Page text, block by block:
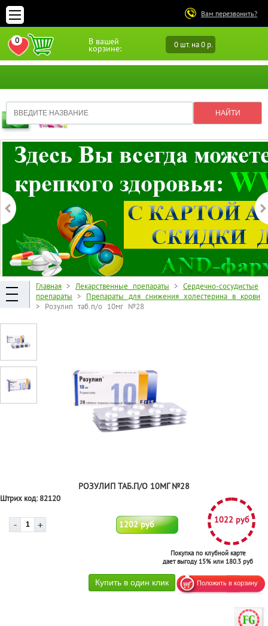
Вам перезвонить?
В вашей
корзине: 0 шт. на 0 р.
0
ПЕРЕЙТИ В ИЗБРАННОЕ
Главная > Лекарственные препараты > Сердечно-сосудистые
препараты > Препараты для снижения холестерина в крови
> Розулип таб.п/о 10мг №28
РОЗУЛИП ТАБ.П/О 10МГ №28
Штрих код:82120
1202 руб 1022 руб
Покупка по клубной карте
дает выгоду 15% или 180.3 руб